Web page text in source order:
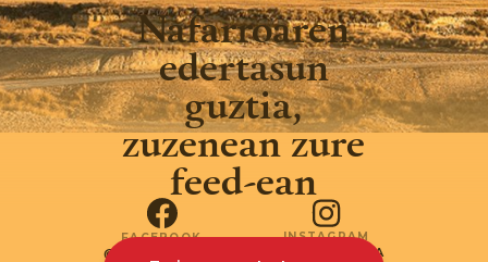
Nafarroaren
edertasun
guztia,
zuzenean zure
feed-ean
FACEBOOK
@VISITNAVARRA
INSTAGRAM
@VISITNAVARRA